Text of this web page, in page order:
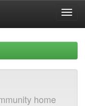
home